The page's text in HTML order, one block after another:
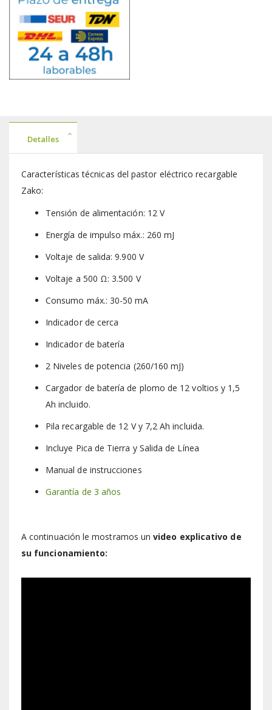
Detalles
Características técnicas del pastor eléctrico recargable
Zako:
Tensión de alimentación: 12 V
Energía de impulso máx.: 260 mJ
Voltaje de salida: 9.900 V
Voltaje a 500 Ω: 3.500 V
Consumo máx.: 30-50 mA
Indicador de cerca
Indicador de batería
2 Niveles de potencia (260/160 mJ)
Cargador de batería de plomo de 12 voltios y 1,5
Ah incluido.
Pila recargable de 12 V y 7,2 Ah incluida.
Incluye Pica de Tierra y Salida de Línea
Manual de instrucciones
Garantía de 3 años
A continuación le mostramos unvideo explicativo de
su funcionamiento: